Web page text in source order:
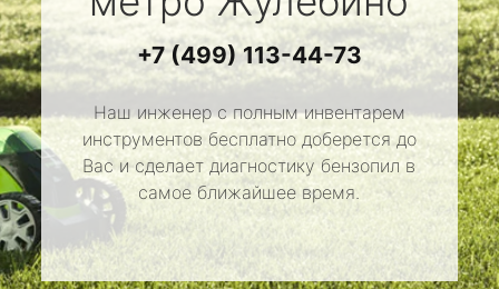
+7 (499) 113-44-73
Наш инженер с полным инвентарем
инструментов бесплатно доберется до
Вас и сделает диагностику бензопил в
самое ближайшее время.